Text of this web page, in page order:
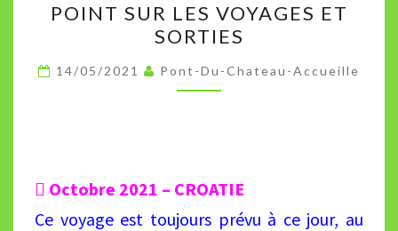
SUR
LES
VOYAGES
ET
POINT SUR LES VOYAGES ET
SORTIES
14/05/2021 Pont-Du-Chateau-Accueille
 Octobre 2021 – CROATIE
Ce voyage est toujours prévu à ce jour, au